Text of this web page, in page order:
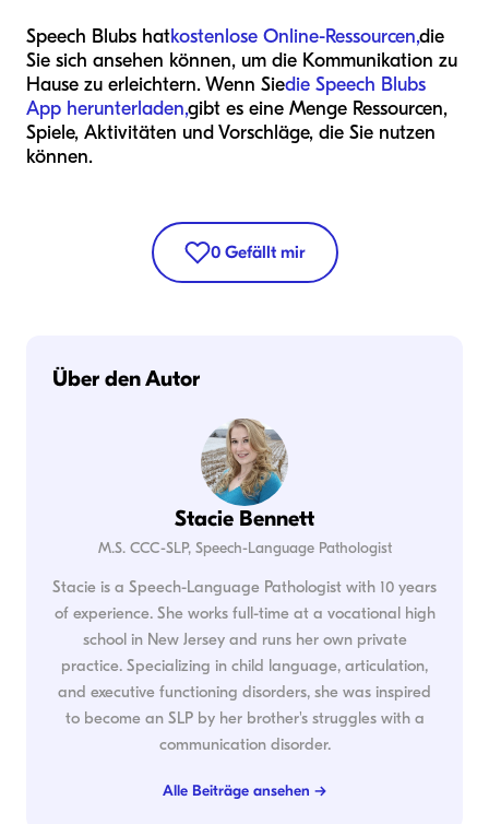
Speech Blubs hatkostenlose Online-Ressourcen,die
Sie sich ansehen können, um die Kommunikation zu
Hause zu erleichtern. Wenn Siedie Speech Blubs
App herunterladen,gibt es eine Menge Ressourcen,
Spiele, Aktivitäten und Vorschläge, die Sie nutzen
können.
0 Gefällt mir
Über den Autor
Stacie Bennett
M.S. CCC-SLP, Speech-Language Pathologist
Stacie is a Speech-Language Pathologist with 10 years
of experience. She works full-time at a vocational high
school in New Jersey and runs her own private
practice. Specializing in child language, articulation,
and executive functioning disorders, she was inspired
to become an SLP by her brother's struggles with a
communication disorder.
Alle Beiträge ansehen →